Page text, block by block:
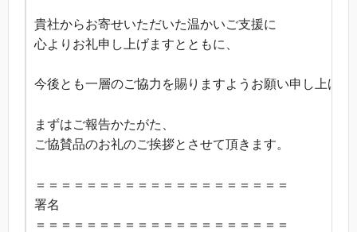
貴社からお寄せいただいた温かいご支援に
心よりお礼申し上げますとともに、
今後とも一層のご協力を賜りますようお願い申し上げま
まずはご報告かたがた、
ご協賛品のお礼のご挨拶とさせて頂きます。
＝＝＝＝＝＝＝＝＝＝＝＝＝＝＝＝＝＝＝＝
署名
＝＝＝＝＝＝＝＝＝＝＝＝＝＝＝＝＝＝＝＝